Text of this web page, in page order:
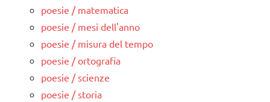
poesie / matematica
poesie / mesi dell'anno
poesie / misura del tempo
poesie / ortografia
poesie / scienze
poesie / storia